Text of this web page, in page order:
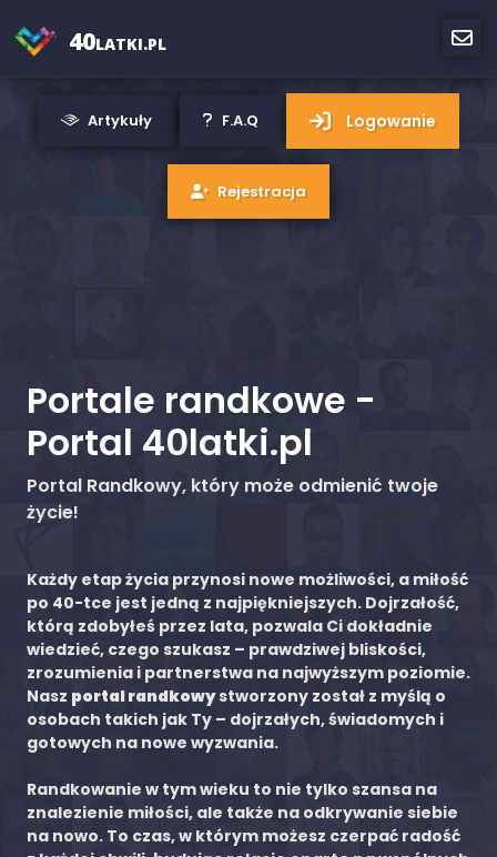
40LATKI.PL
Artykuły F.A.Q Logowanie
Rejestracja
Portale randkowe -
Portal 40latki.pl
Portal Randkowy, który może odmienić twoje
życie!
Każdy etap życia przynosi nowe możliwości, a miłość
po 40-tce jest jedną z najpiękniejszych. Dojrzałość,
którą zdobyłeś przez lata, pozwala Ci dokładnie
wiedzieć, czego szukasz – prawdziwej bliskości,
zrozumienia i partnerstwa na najwyższym poziomie.
Nasz portal randkowystworzony został z myślą o
osobach takich jak Ty – dojrzałych, świadomych i
gotowych na nowe wyzwania.
Randkowanie w tym wieku to nie tylko szansa na
znalezienie miłości, ale także na odkrywanie siebie
na nowo. To czas, w którym możesz czerpać radość